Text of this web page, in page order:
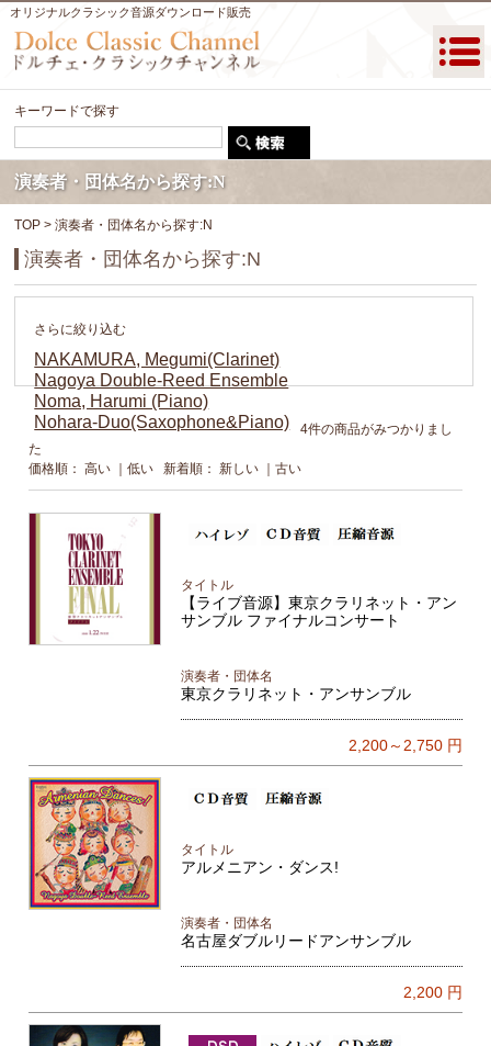
オリジナルクラシック音源ダウンロード販売
キーワードで探す
演奏者・団体名から探す:N
TOP > 演奏者・団体名から探す:N
演奏者・団体名から探す:N
さらに絞り込む
NAKAMURA, Megumi(Clarinet)
Nagoya Double-Reed Ensemble
Noma, Harumi (Piano)
Nohara-Duo(Saxophone&Piano)
4件の商品がみつかりまし
た
価格順：高い ｜低い 新着順：新しい ｜古い
タイトル
【ライブ音源】東京クラリネット・アン
サンブル ファイナルコンサート
演奏者・団体名
東京クラリネット・アンサンブル
2,200～2,750円
タイトル
アルメニアン・ダンス!
演奏者・団体名
名古屋ダブルリードアンサンブル
2,200円